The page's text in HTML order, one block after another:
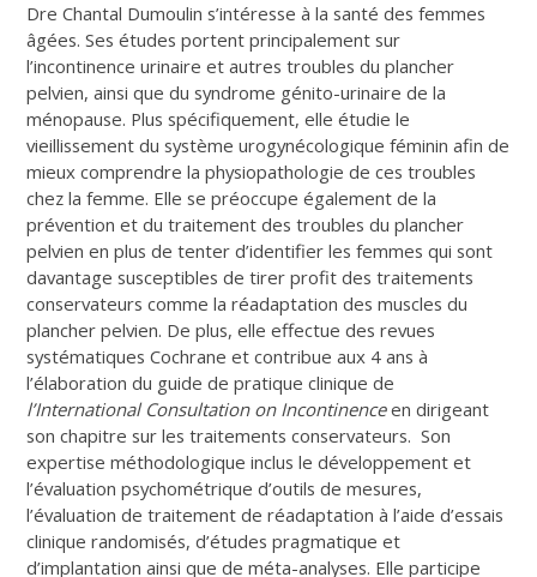
Dre Chantal Dumoulin s’intéresse à la santé des femmes
âgées. Ses études portent principalement sur
l’incontinence urinaire et autres troubles du plancher
pelvien, ainsi que du syndrome génito-urinaire de la
ménopause. Plus spécifiquement, elle étudie le
vieillissement du système urogynécologique féminin afin de
mieux comprendre la physiopathologie de ces troubles
chez la femme. Elle se préoccupe également de la
prévention et du traitement des troubles du plancher
pelvien en plus de tenter d’identifier les femmes qui sont
davantage susceptibles de tirer profit des traitements
conservateurs comme la réadaptation des muscles du
plancher pelvien. De plus, elle effectue des revues
systématiques Cochrane et contribue aux 4 ans à
l’élaboration du guide de pratique clinique de
l’International Consultation on Incontinenceen dirigeant
son chapitre sur les traitements conservateurs. Son
expertise méthodologique inclus le développement et
l’évaluation psychométrique d’outils de mesures,
l’évaluation de traitement de réadaptation à l’aide d’essais
clinique randomisés, d’études pragmatique et
d’implantation ainsi que de méta-analyses. Elle participe